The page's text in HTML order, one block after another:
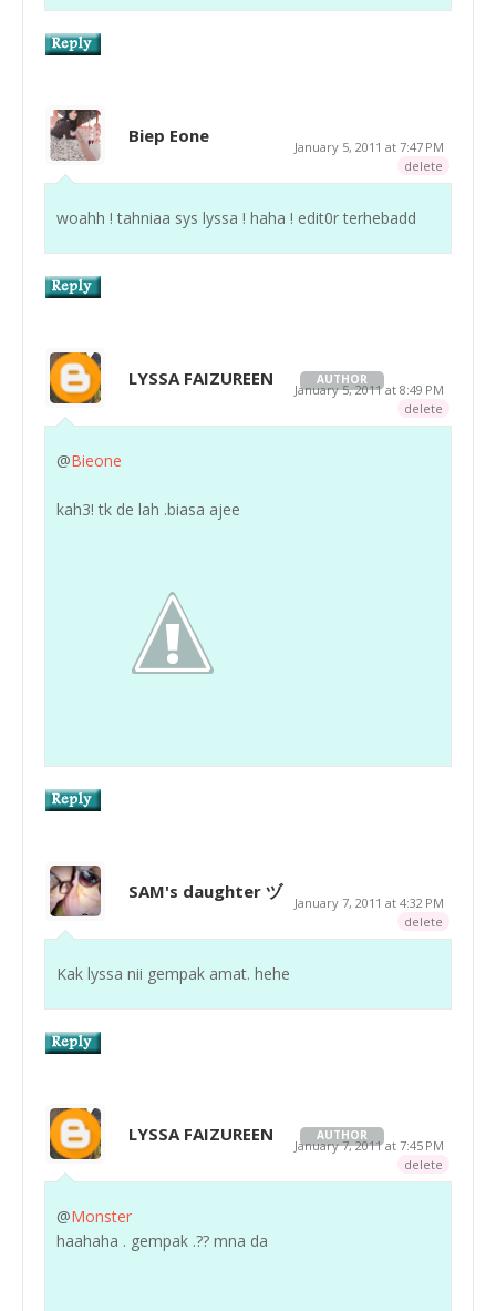
Biep Eone
January 5, 2011 at 7:47 PM
delete
woahh ! tahniaa sys lyssa ! haha ! edit0r terhebadd
LYSSA FAIZUREEN AUTHOR
January 5, 2011 at 8:49 PM
delete
@Bieone
kah3! tk de lah .biasa ajee
SAM's daughter ヅ
January 7, 2011 at 4:32 PM
delete
Kak lyssa nii gempak amat. hehe
LYSSA FAIZUREEN AUTHOR
January 7, 2011 at 7:45 PM
delete
@Monster
haahaha . gempak .?? mna da